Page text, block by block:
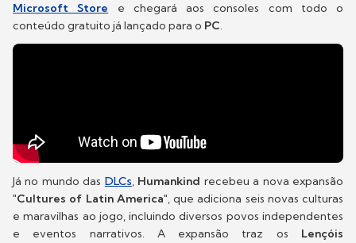
Microsoft Store e chegará aos consoles com todo o
conteúdo gratuito já lançado para o PC.
Já no mundo das DLCs, Humankind recebeu a nova expansão
"Cultures of Latin America", que adiciona seis novas culturas
e maravilhas ao jogo, incluindo diversos povos independentes
e eventos narrativos. A expansão traz os Lençóis